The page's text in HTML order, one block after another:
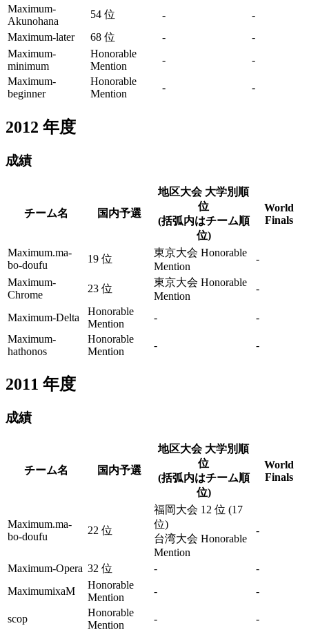
Maximum-
Akunohana
54 位 -
-
Maximum-later
68 位 -
-
Maximum-
minimum
Honorable
Mention
-
-
Maximum-
beginner
Honorable
Mention
- -
2012 年度
成績
チーム名 国内予選
地区大会 大学別順
位
(括弧内はチーム順
位)
World
Finals
Maximum.ma-
bo-doufu
19 位
東京大会 Honorable
Mention
-
Maximum-
Chrome
23 位
東京大会 Honorable
Mention
-
Maximum-Delta
Honorable
Mention
-
-
Maximum-
hathonos
Honorable
Mention
- -
2011 年度
成績
チーム名 国内予選
地区大会 大学別順
位
(括弧内はチーム順
位)
World
Finals
Maximum.ma-
bo-doufu
22 位
福岡大会 12 位 (17
位)
台湾大会 Honorable
Mention
-
Maximum-Opera 32 位 -
-
MaximumixaM
Honorable
Mention
- -
scop
Honorable
Mention
- -